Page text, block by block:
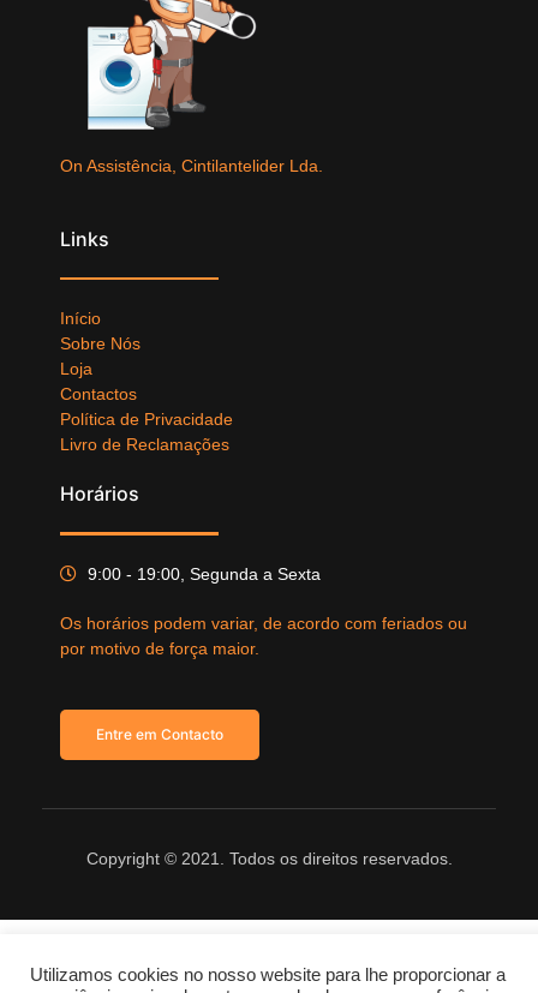
On Assistência, Cintilantelider Lda.
Links
Início
Sobre Nós
Loja
Contactos
Política de Privacidade
Livro de Reclamações
Horários
9:00 - 19:00, Segunda a Sexta
Os horários podem variar, de acordo com feriados ou
por motivo de força maior.
Entre em Contacto
Copyright © 2021. Todos os direitos reservados.
Utilizamos cookies no nosso website para lhe proporcionar a